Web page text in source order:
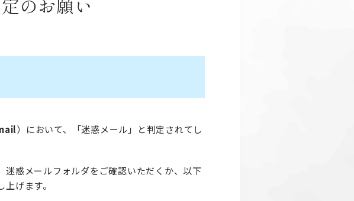
のお願い
）において、「迷惑メール」と判定されてし
惑メールフォルダをご確認いただくか、以下
げます。